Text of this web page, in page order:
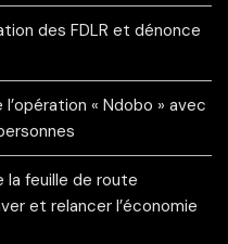
des FDLR et dénonce
« Ndobo » avec
la feuille de route
et relancer l’économie